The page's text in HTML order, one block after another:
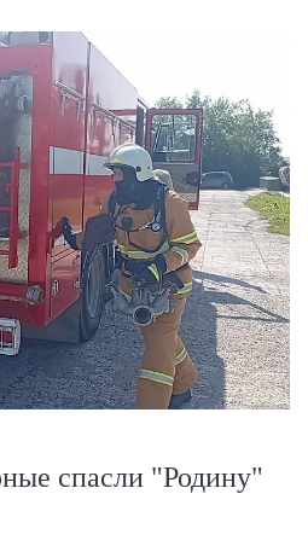
спасли "Родину"